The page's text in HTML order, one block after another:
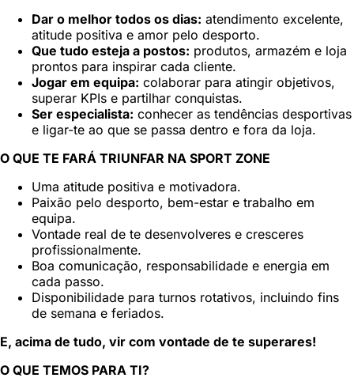
Dar o melhor todos os dias: atendimento excelente,
atitude positiva e amor pelo desporto.
Que tudo esteja a postos: produtos, armazém e loja
prontos para inspirar cada cliente.
Jogar em equipa: colaborar para atingir objetivos,
superar KPIs e partilhar conquistas.
Ser especialista: conhecer as tendências desportivas
e ligar-te ao que se passa dentro e fora da loja.
O QUE TE FARÁ TRIUNFAR NA SPORT ZONE
Uma atitude positiva e motivadora.
Paixão pelo desporto, bem-estar e trabalho em
equipa.
Vontade real de te desenvolveres e cresceres
profissionalmente.
Boa comunicação, responsabilidade e energia em
cada passo.
Disponibilidade para turnos rotativos, incluindo fins
de semana e feriados.
E, acima de tudo, vir com vontade de te superares!
O QUE TEMOS PARA TI?